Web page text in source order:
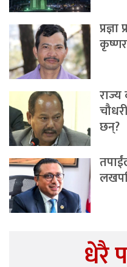
राज्य
छन्?
धेरै